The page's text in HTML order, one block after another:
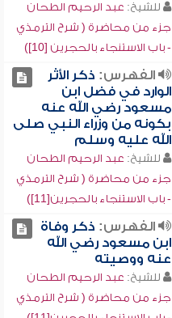
للشيخ: عبد الرحيم الطحان
جزء من محاضرة ( شرح الترمذي
- باب الاستنجاء بالحجرين [10])
الفهرس: ذكر الأثر
الوارد في فضل ابن
مسعود رضي الله عنه
بكونه من وزراء النبي صلى
الله عليه وسلم
للشيخ: عبد الرحيم الطحان
جزء من محاضرة ( شرح الترمذي
- باب الاستنجاء بالحجرين[11])
الفهرس: ذكر وفاة
ابن مسعود رضي الله
عنه ووصيته
للشيخ: عبد الرحيم الطحان
جزء من محاضرة ( شرح الترمذي